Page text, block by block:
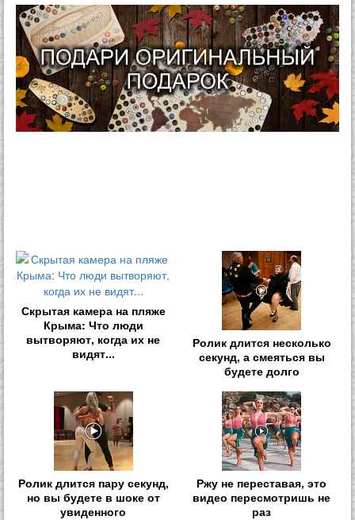
Скрытая камера на пляже
Крыма: Что люди
вытворяют, когда их не
видят...
Ролик длится несколько
секунд, а смеяться вы
будете долго
Ролик длится пару секунд,
но вы будете в шоке от
увиденного
Ржу не переставая, это
видео пересмотришь не
раз